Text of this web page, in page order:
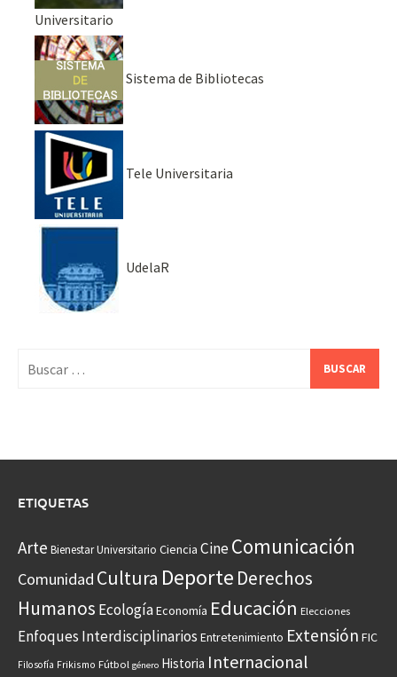
Universitario
Sistema de Bibliotecas
Tele Universitaria
UdelaR
ETIQUETAS
Arte Bienestar Universitario Ciencia CineComunicación
Comunidad Cultura Deporte Derechos
Humanos EcologíaEconomía Educación Elecciones
Enfoques Interdisciplinarios Entretenimiento Extensión FIC
Filosofía Frikismo Fútbol género Historia Internacional